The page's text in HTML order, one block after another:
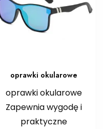
oprawki okularowe
oprawki okularowe
Zapewnia wygodę i
praktyczne